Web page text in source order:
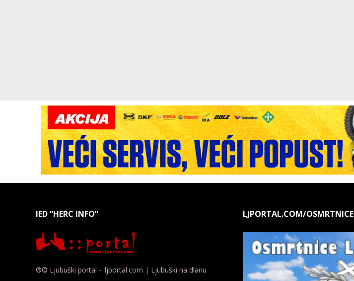
IED “HERC INFO”
®© Ljubuški portal – ljportal.com | Ljubuški na dlanu
LJPORTAL.COM/OSMRTNICE